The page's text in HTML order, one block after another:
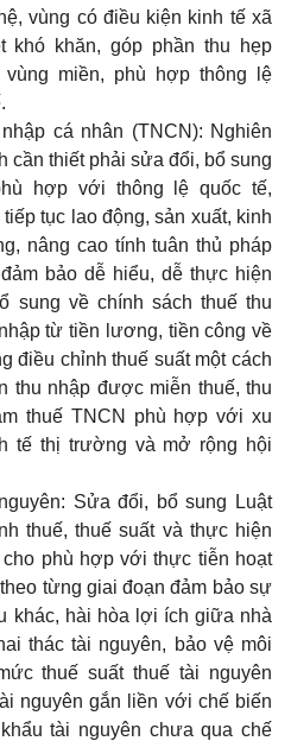
vùng có điều kiện kinh tế xã
khó khăn, góp phần thu hẹp
vùng miền, phù hợp thông lệ
cá nhân (TNCN): Nghiên
cần thiết phải sửa đổi, bổ sung
hợp với thông lệ quốc tế,
tục lao động, sản xuất, kinh
nâng cao tính tuân thủ pháp
bảo dễ hiểu, dễ thực hiện
sung về chính sách thuế thu
từ tiền lương, tiền công về
điều chỉnh thuế suất một cách
thu nhập được miễn thuế, thu
thuế TNCN phù hợp với xu
tế thị trường và mở rộng hội
Sửa đổi, bổ sung Luật
thuế, thuế suất và thực hiện
phù hợp với thực tiễn hoạt
từng giai đoạn đảm bảo sự
khác, hài hòa lợi ích giữa nhà
thác tài nguyên, bảo vệ môi
thuế suất thuế tài nguyên
nguyên gắn liền với chế biến
tài nguyên chưa qua chế